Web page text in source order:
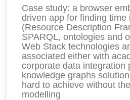
Case study: a browser
driven app for finding time
(Resource Description
SPARQL, ontologies and
Web Stack technologies
associated either with
corporate data integration
knowledge graphs
hard to achieve without
modelling